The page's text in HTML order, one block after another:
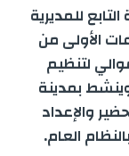
e
g
r
a
s
n
g
للمديرية
الأولى من
لتنظيم
من العمر 37 سنة وينشط بمدينة
والإعداد
العام.